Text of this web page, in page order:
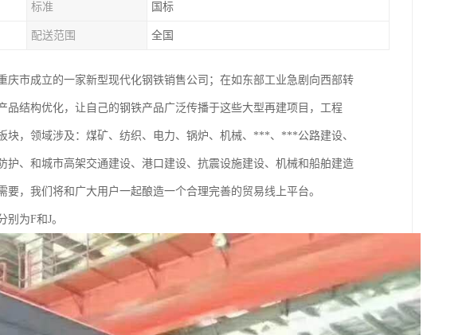
标准 国标
配送范围 全国
市成立的一家新型现代化钢铁销售公司；在如东部工业急剧向西部转
结构优化，让自己的钢铁产品广泛传播于这些大型再建项目，工程
，领域涉及：煤矿、纺织、电力、锅炉、机械、***、***公路建设、
、和城市高架交通建设、港口建设、抗震设施建设、机械和船舶建造
，我们将和广大用户一起酿造一个合理完善的贸易线上平台。
为F和J。